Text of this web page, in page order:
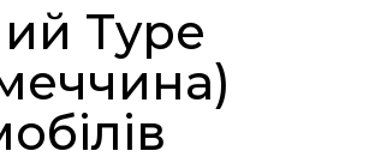
Type